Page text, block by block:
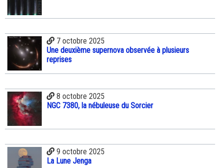
7 octobre 2025
Une deuxième supernova observée à plusieurs
reprises
8 octobre 2025
NGC 7380, la nébuleuse du Sorcier
9 octobre 2025
La Lune Jenga